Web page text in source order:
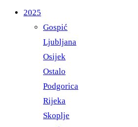
2025
Gospić
Ljubljana
Osijek
Ostalo
Podgorica
Rijeka
Skoplje